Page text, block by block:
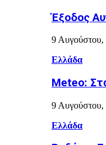
Έξοδος
9 Αυγούστου,
Ελλάδα
Meteo:
9 Αυγούστου,
Ελλάδα